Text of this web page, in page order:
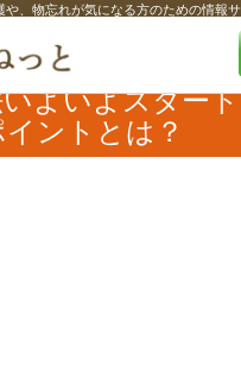
や、物忘れが気になる方のための情報
新ニュース 学術・調査
改正
ントとは？
よいよスター
ントとは？